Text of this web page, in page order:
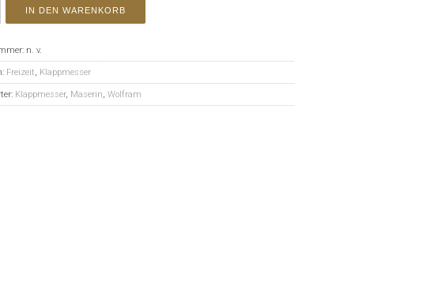
IN DEN WARENKORB
n. v.
Freizeit, Klappmesser
Klappmesser, Maserin, Wolfram